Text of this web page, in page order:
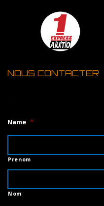
NOUS CONTACTER
Name *
Prenom
Nom